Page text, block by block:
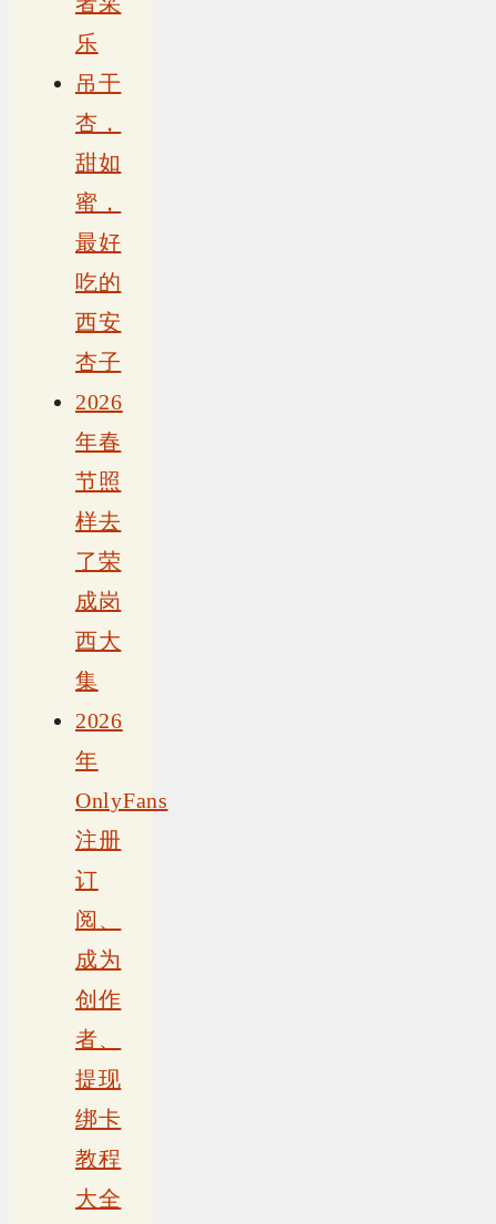
乐
吊干
杏，
甜如
蜜，
最好
吃的
西安
杏子
2026
年春
节照
样去
了荣
成岗
西大
集
2026
年
OnlyFans
注册
订
阅、
成为
创作
者、
提现
绑卡
教程
大全